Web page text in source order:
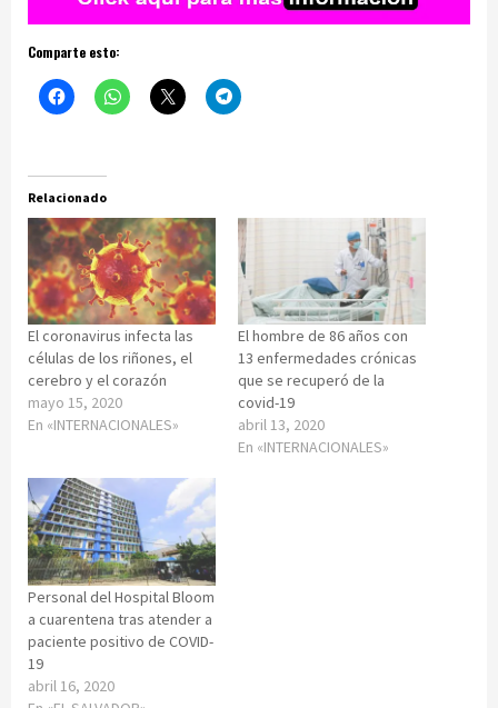
Comparte esto:
Relacionado
El coronavirus infecta las
células de los riñones, el
cerebro y el corazón
mayo 15, 2020
En «INTERNACIONALES»
El hombre de 86 años con
13 enfermedades crónicas
que se recuperó de la
covid-19
abril 13, 2020
En «INTERNACIONALES»
Personal del Hospital Bloom
a cuarentena tras atender a
paciente positivo de COVID-
19
abril 16, 2020